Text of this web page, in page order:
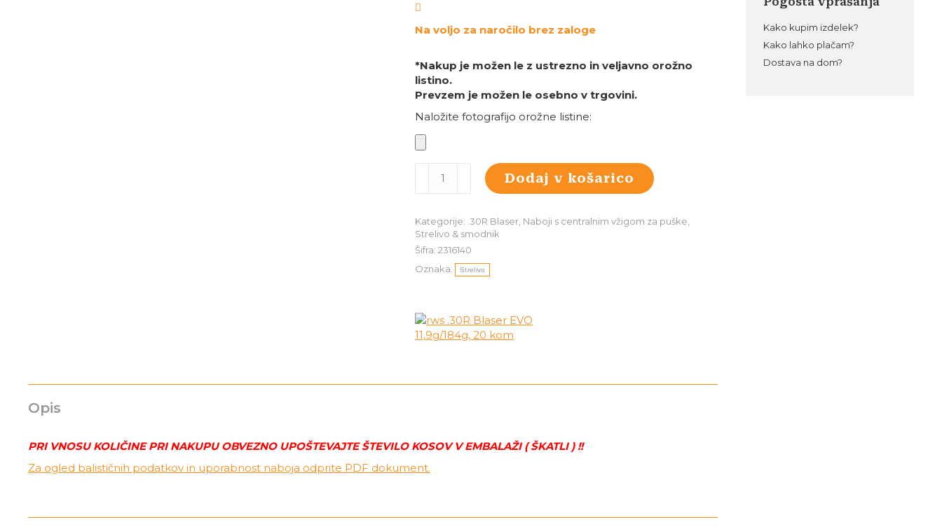
Na voljo za naročilo brez zaloge
*Nakup je možen le z ustrezno in veljavno orožno
listino.
Prevzem je možen le osebno v trgovini.
Naložite fotografijo orožne listine:
11,9g/184g,
20
kom
količina
Dodaj v košarico
Kategorije: .30R Blaser Naboji s centralnim vžigom za puške
Strelivo & smodnik
Šifra: 2316140
Oznaka:
Strelivo
Opis
PRI VNOSU KOLIČINE PRI NAKUPU OBVEZNO UPOŠTEVAJTE ŠTEVILO KOSOV V EMBALAŽI ( ŠKATLI ) !!
Za ogled balističnih podatkov in uporabnost naboja odprite PDF dokument.
Kako kupim izdelek?
Kako lahko plačam?
Dostava na dom?